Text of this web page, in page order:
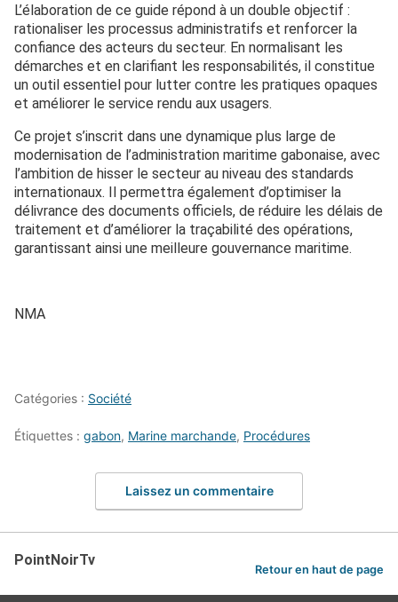
L’élaboration de ce guide répond à un double objectif :
rationaliser les processus administratifs et renforcer la
confiance des acteurs du secteur. En normalisant les
démarches et en clarifiant les responsabilités, il constitue
un outil essentiel pour lutter contre les pratiques opaques
et améliorer le service rendu aux usagers.
Ce projet s’inscrit dans une dynamique plus large de
modernisation de l’administration maritime gabonaise, avec
l’ambition de hisser le secteur au niveau des standards
internationaux. Il permettra également d’optimiser la
délivrance des documents officiels, de réduire les délais de
traitement et d’améliorer la traçabilité des opérations,
garantissant ainsi une meilleure gouvernance maritime.
NMA
Catégories : Société
Étiquettes : gabon, Marine marchande, Procédures
Laissez un commentaire
PointNoirTv
Retour en haut de page